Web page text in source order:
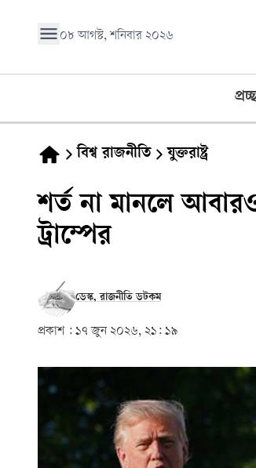
০৮ আগস্ট, শনিবার ২০২৬
বিশ্ব রাজনীতি যুক্তরাষ্ট্র
শর্ত না মানলে
ট্রাম্পের
ডেস্ক, রাজনীতি ডটকম
প্রকাশ : ১৭ জুন ২০২৬, ২১: ১৯